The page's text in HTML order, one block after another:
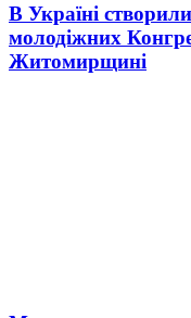
В Україні
молодіжних
Житомирщині